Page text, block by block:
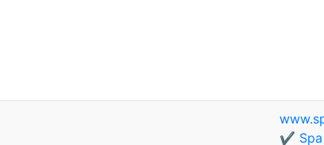
✔️ Spa